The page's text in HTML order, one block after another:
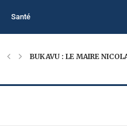
Santé
BUKAVU : LE MAIRE